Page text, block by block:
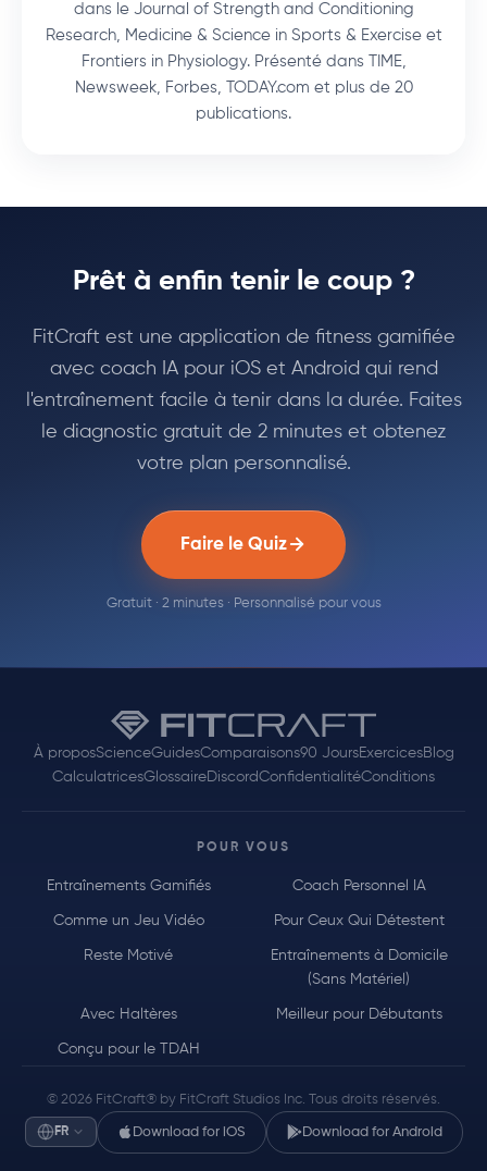
dans le Journal of Strength and Conditioning
Research, Medicine & Science in Sports & Exercise et
Frontiers in Physiology. Présenté dans TIME,
Newsweek, Forbes, TODAY.com et plus de 20
publications.
Prêt à enfin tenir le coup ?
FitCraft est une application de fitness gamifiée
avec coach IA pour iOS et Android qui rend
l'entraînement facile à tenir dans la durée. Faites
le diagnostic gratuit de 2 minutes et obtenez
votre plan personnalisé.
Faire le Quiz
Gratuit · 2 minutes · Personnalisé pour vous
À proposScienceGuidesComparaisons90 JoursExercicesBlog
CalculatricesGlossaireDiscordConfidentialitéConditions
POUR VOUS
Entraînements Gamifiés Coach Personnel IA
Comme un Jeu Vidéo Pour Ceux Qui Détestent
Reste Motivé
Entraînements à Domicile
(Sans Matériel)
Avec Haltères Meilleur pour Débutants
Conçu pour le TDAH
© 2026 FitCraft® by FitCraft Studios Inc. Tous droits réservés.
FR Download for iOS Download for Android